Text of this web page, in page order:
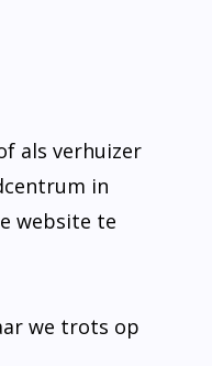
als verhuizer
in
website te
we trots op